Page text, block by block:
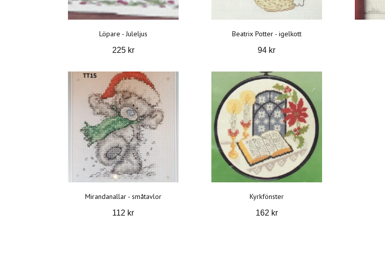
Löpare - Juleljus
225 kr
Beatrix Potter - igelkott
94 kr
Mirandanallar - småtavlor
112 kr
Kyrkfönster
162 kr